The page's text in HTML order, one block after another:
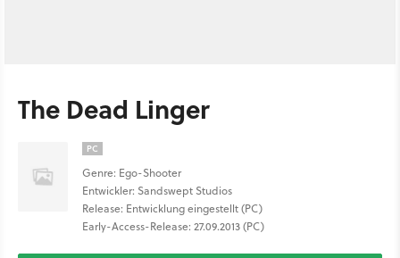
The Dead Linger
PC
Genre: Ego-Shooter
Entwickler: Sandswept Studios
Release: Entwicklung eingestellt (PC)
Early-Access-Release: 27.09.2013 (PC)